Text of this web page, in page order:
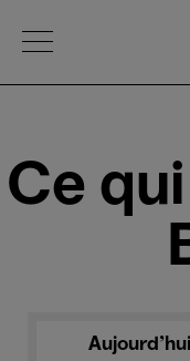
Open Menu
Ce
Aujourd'hui